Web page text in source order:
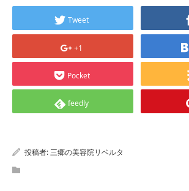
Tweet
+1
Pocket
feedly
投稿者:三郷の美容院リベルタ